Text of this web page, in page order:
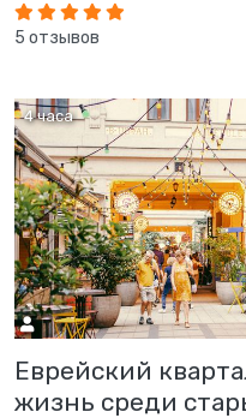
5 отзывов
4 часа
Еврейский
жизнь среди